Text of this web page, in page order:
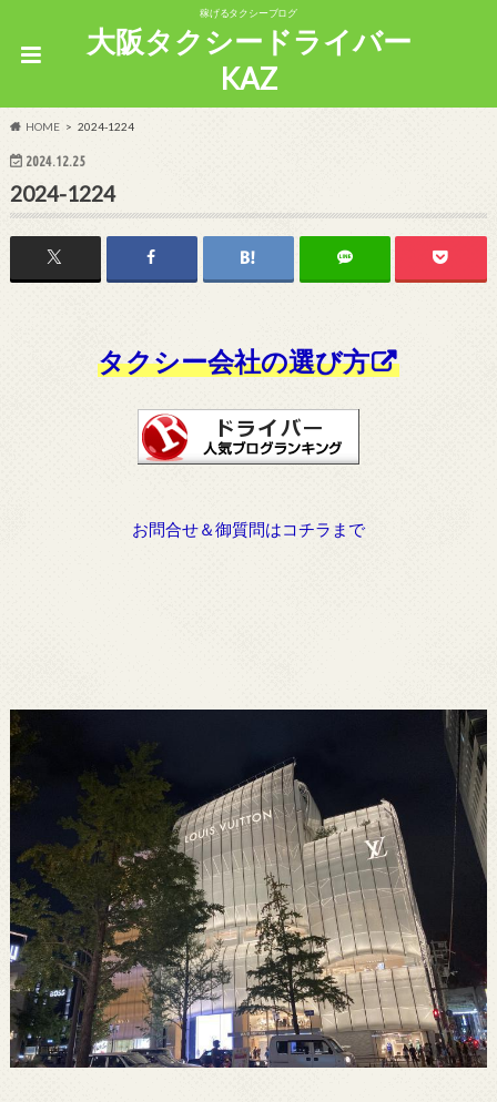
稼げるタクシーブログ
大阪タクシードライバー
KAZ
HOME 2024-1224
2024.12.25
2024-1224
タクシー会社の選び方
お問合せ＆御質問はコチラまで